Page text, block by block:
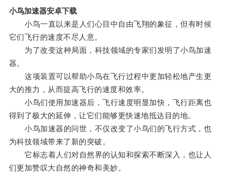
小鸟加速器安卓下载
小鸟一直以来是人们心目中自由飞翔的象征，但有时候
它们飞行的速度不尽人意。
为了改变这种局面，科技领域的专家们发明了小鸟加速
器。
这项装置可以帮助小鸟在飞行过程中更加轻松地产生更
大的推力，从而提高飞行的速度和效率。
小鸟们使用加速器后，飞行速度明显加快，飞行距离也
得到了极大的延伸，让它们能够更快速地抵达目的地。
小鸟加速器的问世，不仅改变了小鸟们的飞行方式，也
为科技领域带来了新的突破。
它标志着人们对自然界的认知和探索不断深入，也让人
们更加赞叹大自然的神奇和美妙。